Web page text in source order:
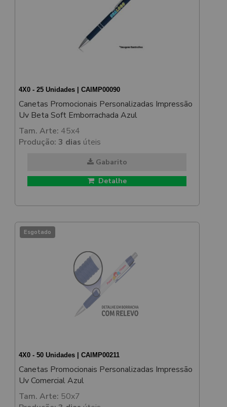
4X0 - 25 Unidades | CAIMP00090
Canetas Promocionais Personalizadas Impressão
Uv Beta Soft Emborrachada Azul
Tam. Arte: 45x4
Produção: 3 dias úteis
Gabarito
Detalhe
Esgotado
4X0 - 50 Unidades | CAIMP00211
Canetas Promocionais Personalizadas Impressão
Uv Comercial Azul
Tam. Arte: 50x7